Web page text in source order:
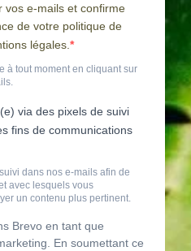
vos e-mails et confirme
de votre politique de
légales.
à tout moment en cliquant sur
via des pixels de suivi
fins de communications
dans nos e-mails afin de
avec lesquels vous
un contenu plus pertinent.
Brevo en tant que
En soumettant ce